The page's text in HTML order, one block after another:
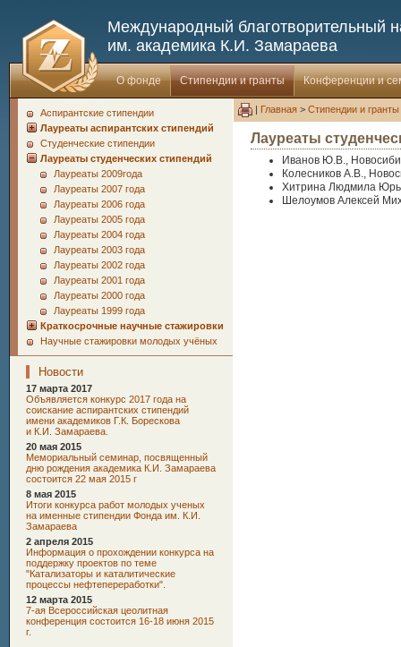
Международный благотворительный
им. академика К.И. Замараева
О фонде Стипендии и гранты Конференции и
Аспирантские стипендии
Лауреаты аспирантских стипендий
Студенческие стипендии
Лауреаты студенческих стипендий
Лауреаты 2009года
Лауреаты 2007 года
Лауреаты 2006 года
Лауреаты 2005 года
Лауреаты 2004 года
Лауреаты 2003 года
Лауреаты 2002 года
Лауреаты 2001 года
Лауреаты 2000 года
Лауреаты 1999 года
Краткосрочные научные стажировки
Научные стажировки молодых учёных
Новости
17 марта 2017
Oбъявляется конкурс 2017 года на
соискание аспирантских стипендий
имени академиков Г.К. Борескова
и К.И. Замараева.
20 мая 2015
Мемориальный семинар, посвященный
дню рождения академика К.И. Замараева
состоится 22 мая 2015 г
8 мая 2015
Итоги конкурса работ молодых ученых
на именные стипендии Фонда им. К.И.
Замараева
2 апреля 2015
Информация о прохождении конкурса на
поддержку проектов по теме
"Катализаторы и каталитические
процессы нефтепереработки".
12 марта 2015
7-ая Всероссийская цеолитная
конференция состоится 16-18 июня 2015
г.
| Главная > Стипендии и гранты
Лауреаты
Иванов Ю.В.,
Колесников А.В.,
Хитрина Людмила
Шелоумов Алексей